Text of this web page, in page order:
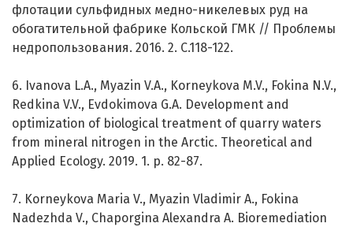
флотации сульфидных медно-никелевых руд на
обогатительной фабрике Кольской ГМК // Проблемы
недропользования. 2016. 2. С.118-122.
6. Ivanova L.A., Myazin V.A., Korneykova M.V., Fokina N.V.,
Redkina V.V., Evdokimova G.A. Development and
optimization of biological treatment of quarry waters
from mineral nitrogen in the Arctic. Theoretical and
Applied Ecology. 2019. 1. p. 82-87.
7. Korneykova Maria V., Myazin Vladimir A., Fokina
Nadezhda V., Chaporgina Alexandra A. Bioremediation